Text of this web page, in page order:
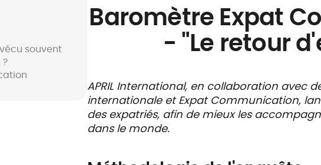
digital nomad
études à
l'étranger
Pay Card
médicale
hospitalière
soins
payant
souvent
Baromètre Expat
- "Le retour
APRIL International, en collaboration avec
internationale et Expat Communication,
des expatriés, afin de mieux les
dans le monde.